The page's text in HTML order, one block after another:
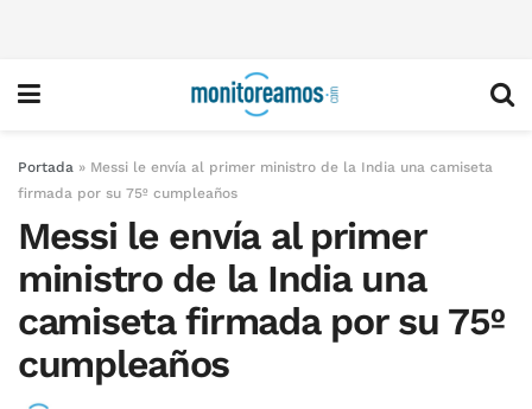
Portada » Messi le envía al primer ministro de la India una camiseta
firmada por su 75º cumpleaños
Messi le envía al primer
ministro de la India una
camiseta firmada por su 75º
cumpleaños